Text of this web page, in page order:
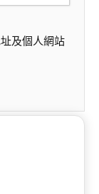
及個人網站